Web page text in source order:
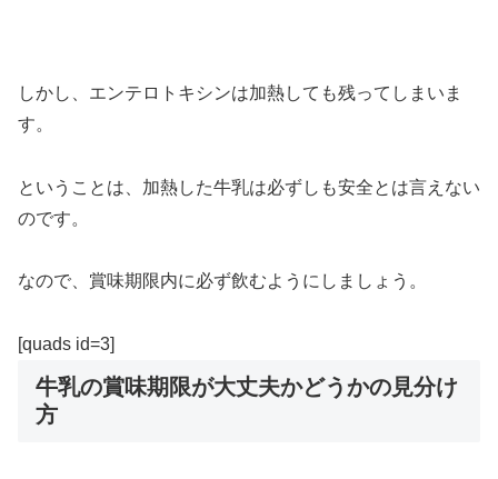
しかし、エンテロトキシンは加熱しても残ってしまいま
す。
ということは、加熱した牛乳は必ずしも安全とは言えない
のです。
なので、賞味期限内に必ず飲むようにしましょう。
[quads id=3]
牛乳の賞味期限が大丈夫かどうかの見分け
方